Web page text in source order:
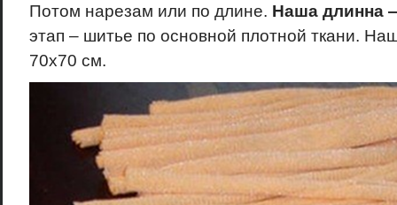
Потом нарезам или по длине. Наша длинна
этап – шитье по основной плотной ткани.
70х70 см.